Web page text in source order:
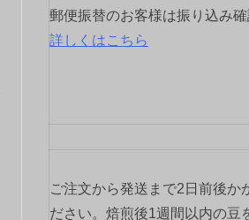
ョ
郵便振替のお客様は振り込み
詳しくはこちら
ご注文から発送まで2日前後か
ださい。焙煎後1週間以内の豆